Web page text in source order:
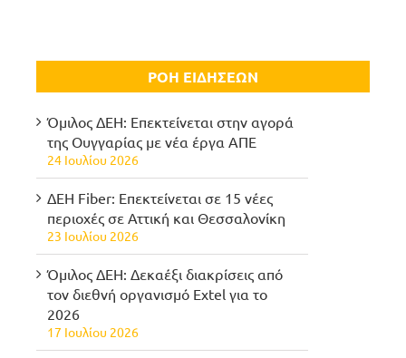
ΡΟΗ ΕΙΔΗΣΕΩΝ
Όμιλος ΔΕΗ: Επεκτείνεται στην αγορά
της Ουγγαρίας με νέα έργα ΑΠΕ
24 Ιουλίου 2026
ΔΕΗ Fiber: Επεκτείνεται σε 15 νέες
περιοχές σε Αττική και Θεσσαλονίκη
23 Ιουλίου 2026
Όμιλος ΔΕΗ: Δεκαέξι διακρίσεις από
τον διεθνή οργανισμό Extel για το
2026
17 Ιουλίου 2026